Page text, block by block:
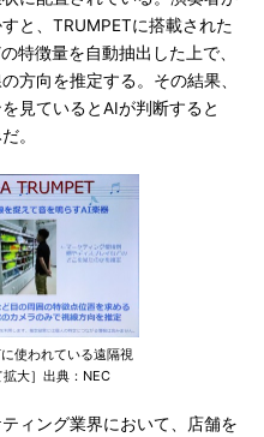
と、TRUMPETに搭載された
特徴量を自動抽出した上で、
方向を推定する。その結果、
見ているとAIが判断すると
。
使われている遠隔視
大］出典：NEC
ィング業界において、店舗を